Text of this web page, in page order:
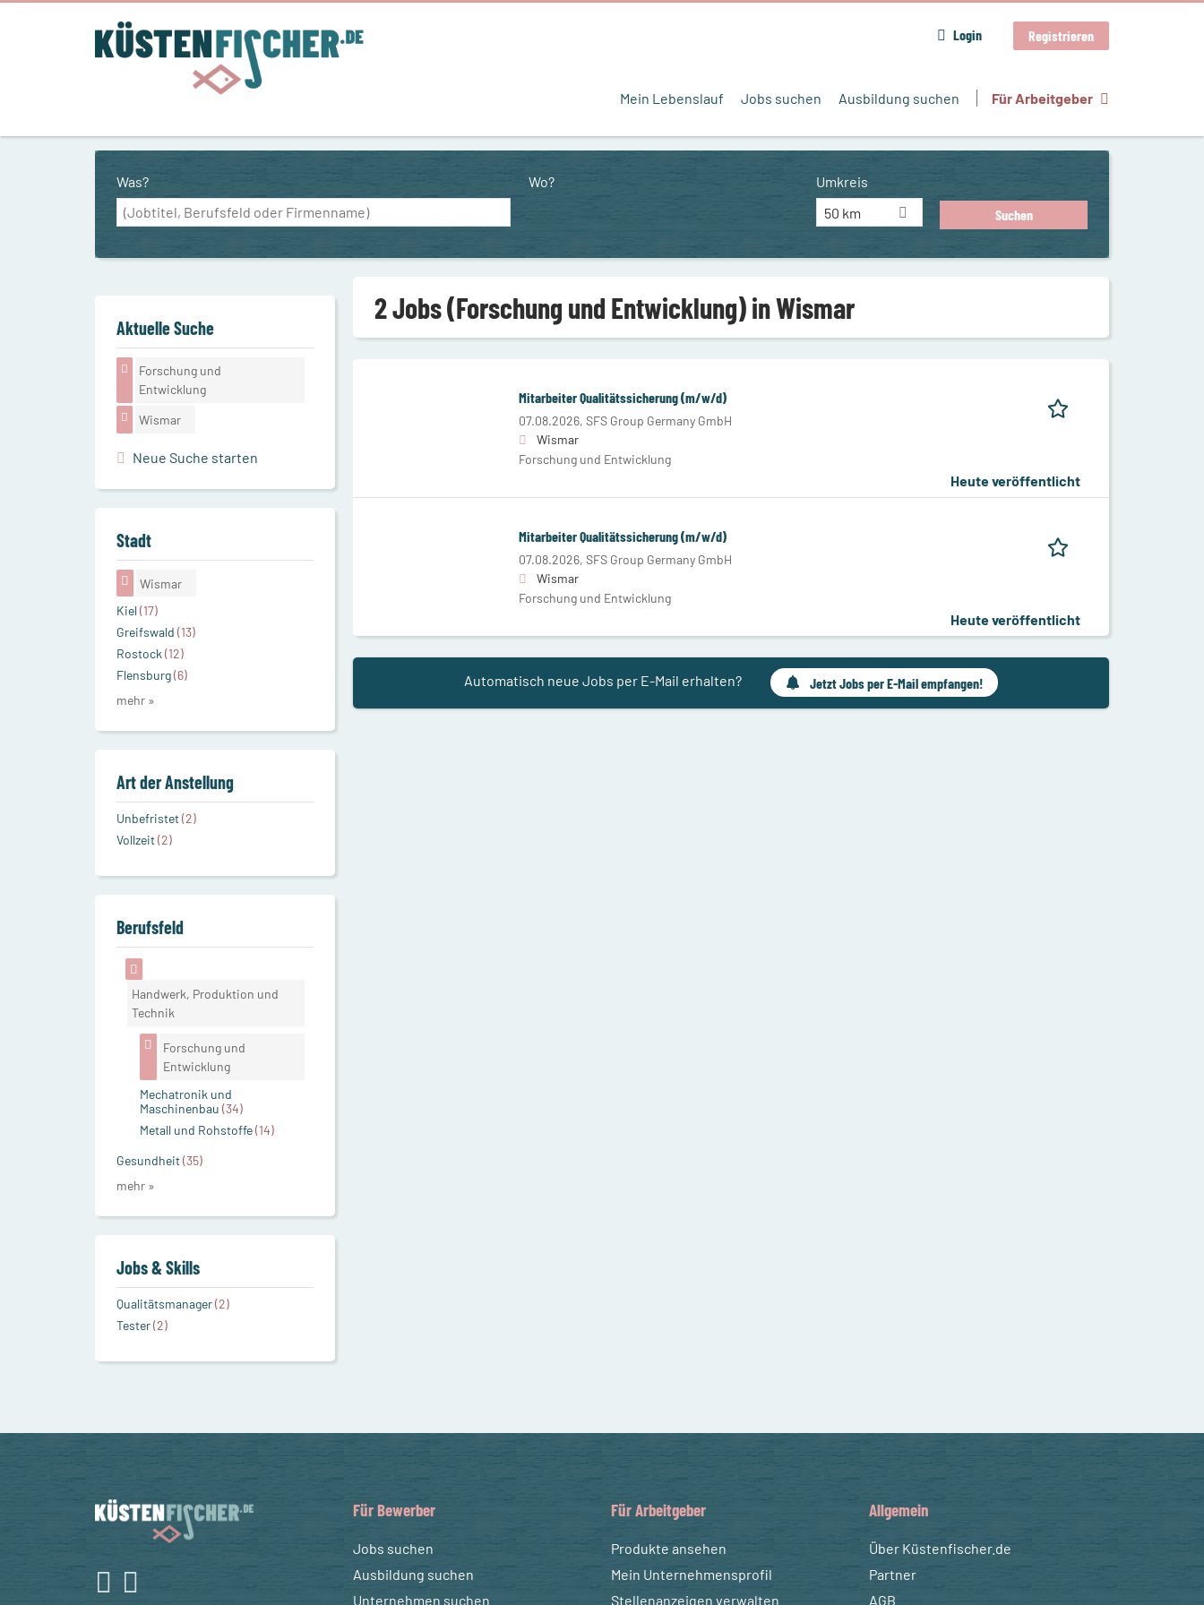
Login Registrieren
Mein Lebenslauf Jobs suchen Ausbildung suchen Für Arbeitgeber
Was? Wo?
Umkreis
50 km
2 Jobs (Forschung und Entwicklung) in Wismar
Mitarbeiter Qualitätssicherung (m/w/d)
07.08.2026, SFS Group Germany GmbH
Wismar
Forschung und Entwicklung
Heute veröffentlicht
Mitarbeiter Qualitätssicherung (m/w/d)
07.08.2026, SFS Group Germany GmbH
Wismar
Forschung und Entwicklung
Heute veröffentlicht
Automatisch neue Jobs per E-Mail erhalten? Jetzt Jobs per E-Mail empfangen!
Aktuelle Suche
Forschung und
Entwicklung
Wismar
Neue Suche starten
Stadt
Wismar
Kiel(17)
Greifswald (13)
Rostock(12)
Flensburg(6)
mehr »
Art der Anstellung
Unbefristet(2)
Vollzeit(2)
Berufsfeld
Handwerk, Produktion und
Technik
Forschung und
Entwicklung
Mechatronik und
Maschinenbau (34)
Metall und Rohstoffe(14)
Gesundheit(35)
mehr »
Jobs & Skills
Qualitätsmanager(2)
Tester(2)
Für Bewerber
Jobs suchen
Ausbildung suchen
Unternehmen suchen
Für Arbeitgeber
Produkte ansehen
Mein Unternehmensprofil
Stellenanzeigen verwalten
Allgemein
Über Küstenfischer.de
Partner
AGB